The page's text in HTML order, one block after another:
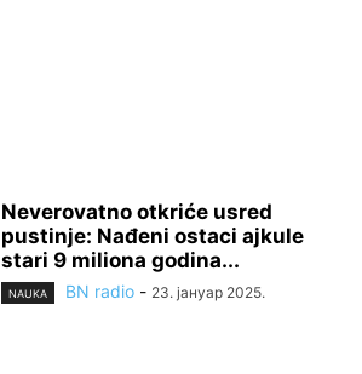
Neverovatno otkriće usred
pustinje: Nađeni ostaci ajkule
stari 9 miliona godina...
NAUKA BN radio - 23. јануар 2025.